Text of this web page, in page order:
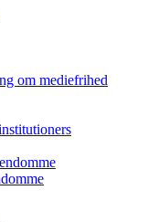
om mediefrihed